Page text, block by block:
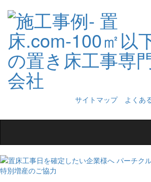
サイトマップ よくあ
navigation